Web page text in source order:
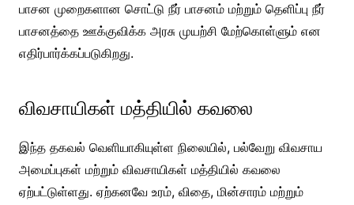
பாசன முறைகளான சொட்டு நீர் பாசனம் மற்றும் தெளிப்பு நீர்
பாசனத்தை ஊக்குவிக்க அரசு முயற்சி மேற்கொள்ளும் என
எதிர்பார்க்கப்படுகிறது.
விவசாயிகள் மத்தியில் கவலை
இந்த தகவல் வெளியாகியுள்ள நிலையில், பல்வேறு விவசாய
அமைப்புகள் மற்றும் விவசாயிகள் மத்தியில் கவலை
ஏற்பட்டுள்ளது. ஏற்கனவே உரம், விதை, மின்சாரம் மற்றும்